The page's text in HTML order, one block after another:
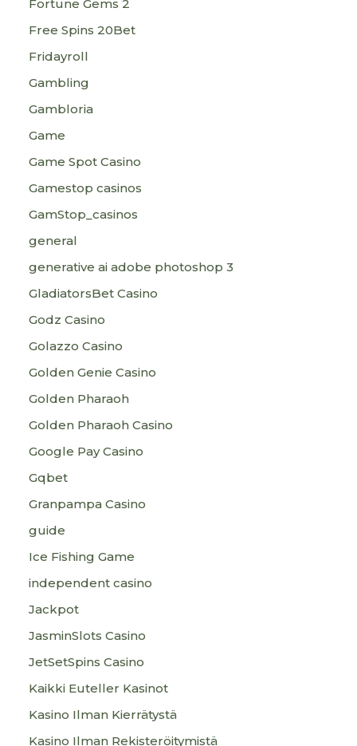
Fortune Gems 2
Free Spins 20Bet
Fridayroll
Gambling
Gambloria
Game
Game Spot Casino
Gamestop casinos
GamStop_casinos
general
generative ai adobe photoshop 3
GladiatorsBet Casino
Godz Casino
Golazzo Casino
Golden Genie Casino
Golden Pharaoh
Golden Pharaoh Casino
Google Pay Casino
Gqbet
Granpampa Casino
guide
Ice Fishing Game
independent casino
Jackpot
JasminSlots Casino
JetSetSpins Casino
Kaikki Euteller Kasinot
Kasino Ilman Kierrätystä
Kasino Ilman Rekisteröitymistä